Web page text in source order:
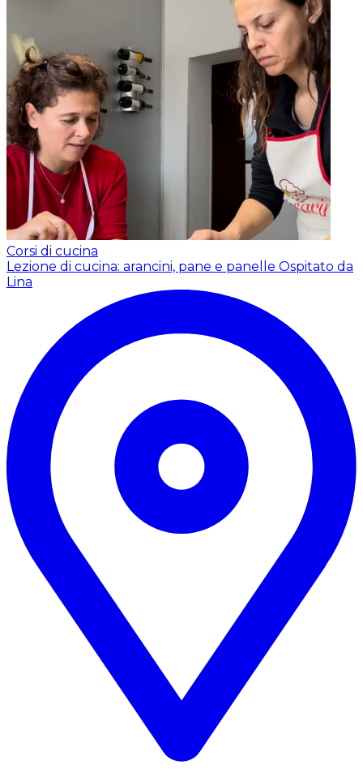
Corsi di cucina
Lezione di cucina: arancini, pane e panelle Ospitato da
Lina